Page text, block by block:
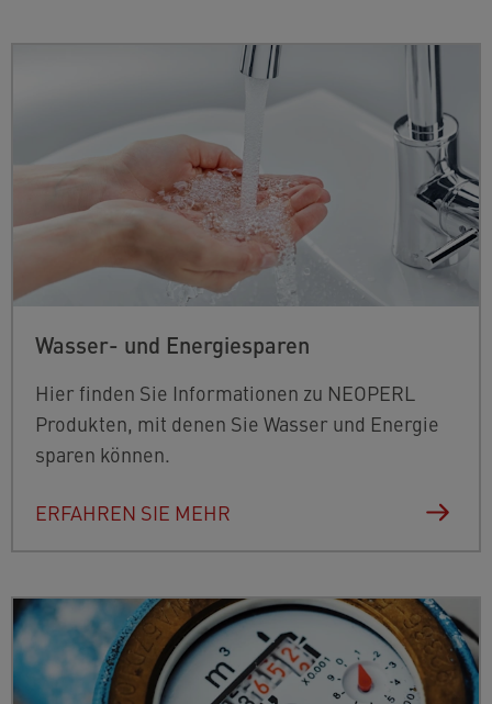
Wasser- und Energiesparen
Hier finden Sie Informationen zu NEOPERL
Produkten, mit denen Sie Wasser und Energie
sparen können.
ERFAHREN SIE MEHR